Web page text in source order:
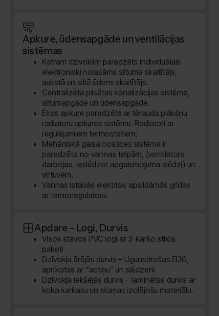
Apkure, ūdensapgāde un ventilācijas
sistēmas
Katram dzīvoklim paredzēts individuālais
elektroniski nolasāms siltuma skaitītājs,
aukstā un siltā ūdens skaitītājs.
Centralizēta pilsētas kanalizācijas sistēma,
siltumapgāde un ūdensapgāde.
Ēkas apkure paredzēta ar tērauda plākšņu
radiatoru apkures sistēmu. Radiatori ar
regulējamiem termostatiem;
Mehāniskā gaisa nosūces sistēma ir
paredzēta no vannas telpām, (ventilators
darbojas, ieslēdzot apgaismojuma slēdzi) un
virtuvēm.
Vannas istabās elektriski apsildāmās grīdas
ar termoregulatoru.
Apdare – Logi, Durvis
Visos stāvos PVC logi ar 3-kāršo stikla
paketi
Dzīvokļu ārējās durvis – Ugunsdrošas EI30,
aprīkotas ar “actiņu” un slēdzeni.
Dzīvokļa iekšējās durvis – laminētas durvis ar
koka karkasu un skaņas izolējošu materiālu.